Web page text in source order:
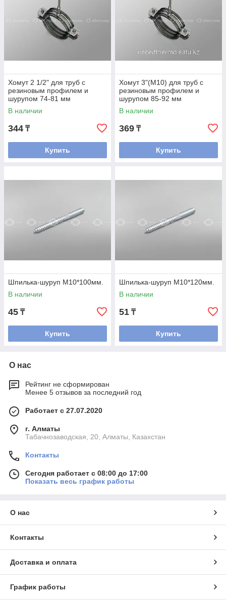
Хомут 2 1/2" для труб с
резиновым профилем и
шурупом 74-81 мм
В наличии
344 ₸
Купить
Хомут 3"(М10) для труб с
резиновым профилем и
шурупом 85-92 мм
В наличии
369 ₸
Купить
Шпилька-шуруп М10*100мм.
В наличии
45 ₸
Купить
Шпилька-шуруп М10*120мм.
В наличии
51 ₸
Купить
О нас
Рейтинг не сформирован
Менее 5 отзывов за последний год
Работает с 27.07.2020
г. Алматы
Табачнозаводская, 20, Алматы, Казахстан
Контакты
Сегодня работает с 08:00 до 17:00
Показать весь график работы
О нас
Контакты
Доставка и оплата
График работы